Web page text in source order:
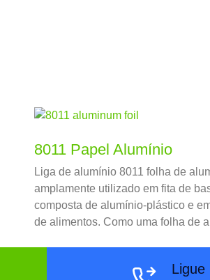
8011 Papel Alumínio
Liga de alumínio 8011 folha de
amplamente utilizado em fita de
composta de alumínio-plástico e
de alimentos. Como uma folha de
produção de folha de alumínio e
Ligue